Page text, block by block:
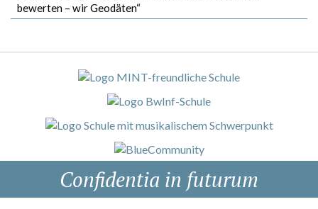
bewerten – wir Geodäten“
Confidentia in futurum